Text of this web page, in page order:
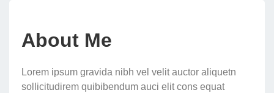
About Me
Lorem ipsum gravida nibh vel velit auctor aliquetn
sollicitudirem quibibendum auci elit cons equat